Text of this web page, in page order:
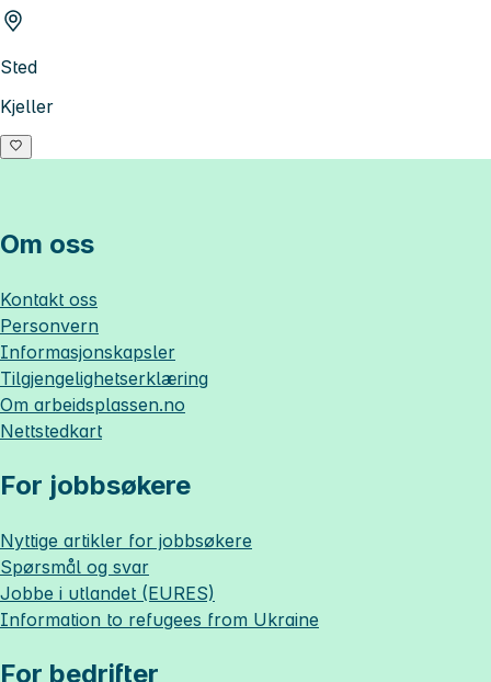
Sted
Kjeller
Om oss
Kontakt oss
Personvern
Informasjonskapsler
Tilgjengelighetserklæring
Om arbeidsplassen.no
Nettstedkart
For jobbsøkere
Nyttige artikler for jobbsøkere
Spørsmål og svar
Jobbe i utlandet (EURES)
Information to refugees from Ukraine
For bedrifter